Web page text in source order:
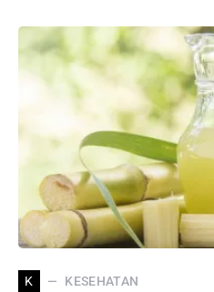
K KESEHATAN